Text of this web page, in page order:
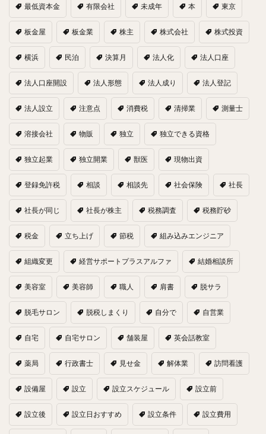
最低資本金 有限会社 未成年 本 東京
板金屋 板金業 株主 株式会社 株式投資
横浜 民泊 決算月 法人化 法人口座
法人口座開設 法人形態 法人成り 法人登記
法人設立 注意点 消費税 清掃業 測量士
溶接会社 物販 独立 独立できる資格
独立起業 独立開業 獣医 現物出資
登録免許税 相談 相談先 社会保険 社長
社長が同じ 社長が株主 税務調査 税務貯砂
税金 立ち上げ 節税 組み込みエンジニア
組織変更 経営サポートプラスアルファ 結婚相談所
美容室 美容師 職人 肩書 脱サラ
脱毛サロン 脱税しまくり 自分で 自営業
自宅 自宅サロン 舗装屋 英会話教室
薬局 行政書士 見せ金 解体業 訪問看護
設備屋 設立 設立スケジュール 設立前
設立後 設立日おすすめ 設立条件 設立費用